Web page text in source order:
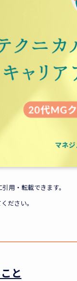
用・転載できます。
ださい。
と